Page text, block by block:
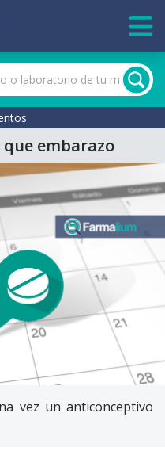
embarazo
vez un anticonceptivo